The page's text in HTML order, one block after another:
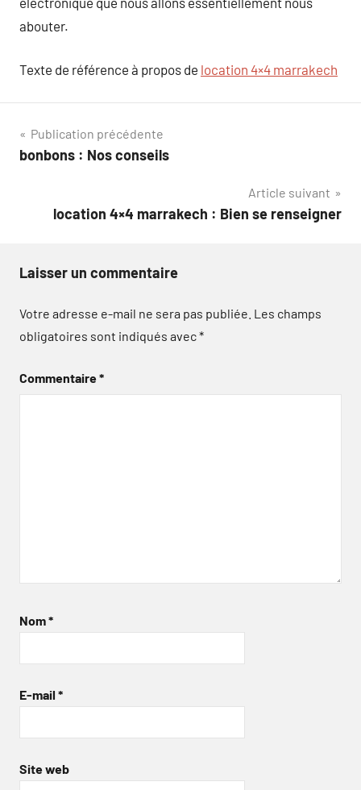
abouter.
Texte de référence à propos de location 4×4 marrakech
Navigation
de
Publication précédente
bonbons : Nos conseils
Article suivant
location 4×4 marrakech : Bien se renseigner
Laisser un commentaire
Votre adresse e-mail ne sera pas publiée. Les champs
obligatoires sont indiqués avec*
Commentaire*
Nom*
E-mail *
Site web